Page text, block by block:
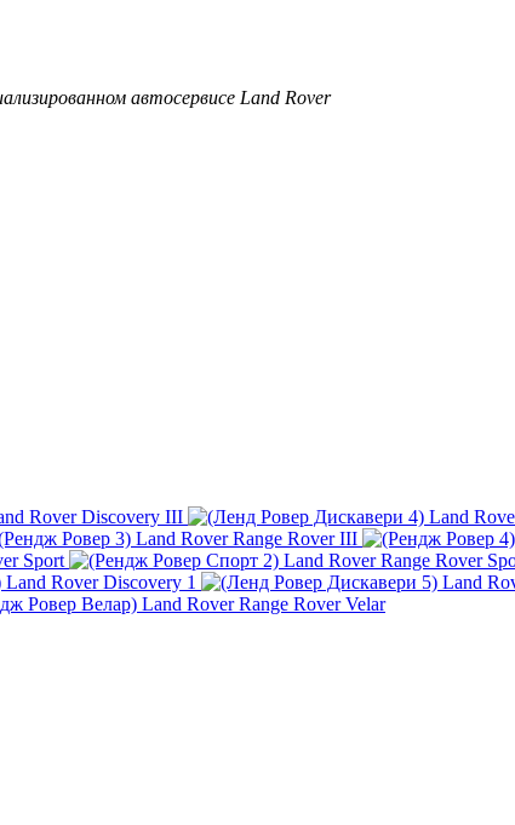
автосервисе Land Rover
Rover Discovery III Land
Land Rover Range Rover III
Sport Land Rover Range Rover
Land Rover Discovery 1 Land
Land Rover Range Rover Velar